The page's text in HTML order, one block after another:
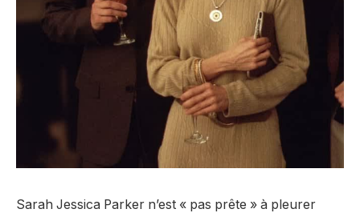
Sarah Jessica Parker n’est « pas prête » à pleurer